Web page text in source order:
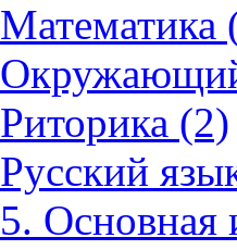
Математика
Риторика (2)
Русский
5. Основная